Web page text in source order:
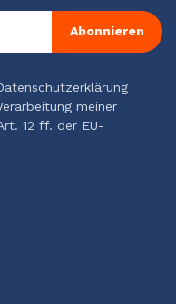
Abonnieren
meiner
12 ff. der EU-